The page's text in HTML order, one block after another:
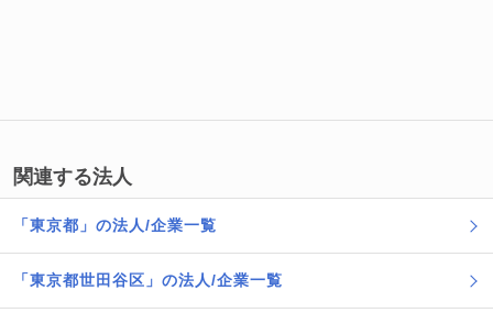
関連する法人
「東京都」の法人/企業一覧
「東京都世田谷区」の法人/企業一覧